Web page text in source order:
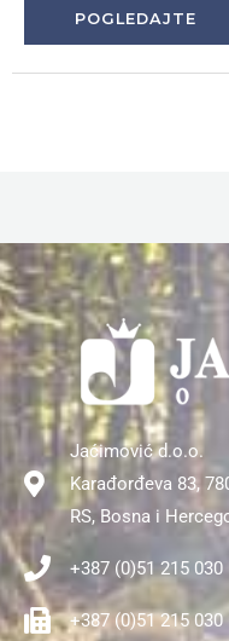
POGLEDAJTE
Jaćimović d.o.o.
Karađorđeva 83,
RS, Bosna i
+387 (0)51 215 030
+387 (0)51 215 030